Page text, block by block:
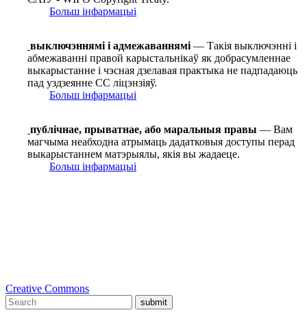
Больш інфармацыі
выключэннямі і адмежаваннямі — Такія выключэнні і
абмежаванні правой карыстальнікаў як добрасумленнае
выкарыстанне і чэсная дзелавая практыка не падпадаюць
пад уздзеянне СС ліцэнзіяў.
Больш інфармацыі
публічнае, прыватнае, або маральныя правы — Вам
магчыма неабходна атрымаць дадатковыя доступы перад
выкарыстаннем матэрыялы, якія вы жадаеце.
Больш інфармацыі
Creative Commons
submit